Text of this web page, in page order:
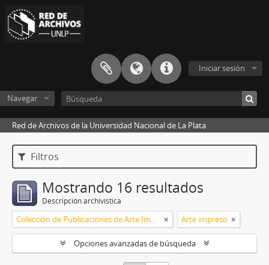
Iniciar sesión
Navegar
Red de Archivos de la Universidad Nacional de La Plata
Filtros
Mostrando 16 resultados
Descripción archivística
Colección de Publicaciones de Arte Impreso Arte impreso
Opciones avanzadas de búsqueda